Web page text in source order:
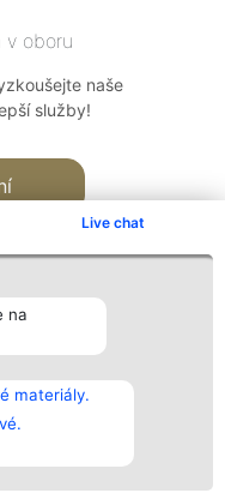
Live chat
na
materiály.
v oboru
naše
služby!
Kontakt